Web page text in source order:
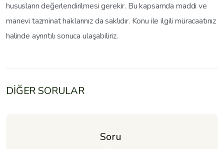
hususların değerlendirilmesi gerekir. Bu kapsamda maddi ve
manevi tazminat haklarınız da saklıdır. Konu ile ilgili müracaatınız
halinde ayrıntılı sonuca ulaşabiliriz.
DİĞER SORULAR
Soru